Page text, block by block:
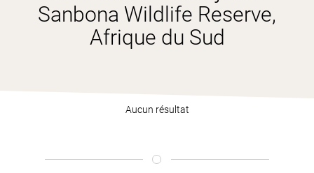
Sanbona Wildlife Reserve,
Afrique du Sud
Aucun résultat